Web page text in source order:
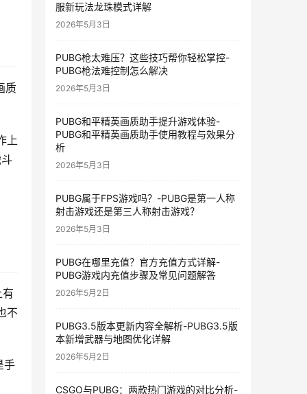
质
上
不
手
服新玩法龙珠模式详解
2026年5月3日
PUBG枪太难压？这些技巧帮你轻松掌控-
PUBG枪法难控制怎么解决
2026年5月3日
PUBG和平精英画质助手提升游戏体验-
PUBG和平精英画质助手使用教程与效果分
析
2026年5月3日
PUBG属于FPS游戏吗？-PUBG是第一人称
射击游戏还是第三人称射击游戏？
2026年5月3日
PUBG在哪里充值？官方充值方式详解-
PUBG游戏内充值步骤及常见问题解答
2026年5月2日
PUBG3.5版本更新内容全解析-PUBG3.5版
本新增武器与地图优化详解
2026年5月2日
CSGO与PUBG：两款热门游戏的对比分析-